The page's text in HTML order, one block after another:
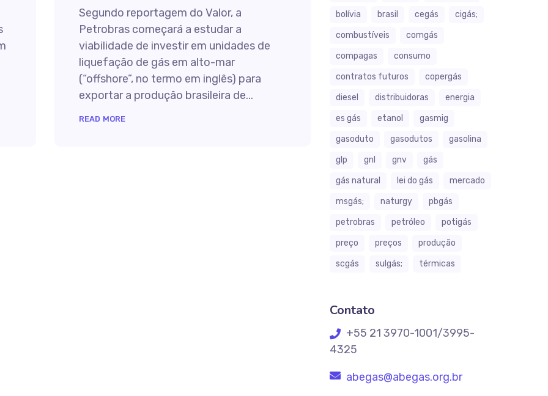
Segundo reportagem do Valor, a
Petrobras começará a estudar a
viabilidade de investir em unidades de
liquefação de gás em alto-mar
(“offshore”, no termo em inglês) para
exportar a produção brasileira de...
READ MORE
bolívia
brasil cegás
cigás;
combustíveis
comgás
compagas
consumo
contratos futuros
copergás
diesel
distribuidoras
energia
es gás
etanol
gasmig
gasoduto
gasodutos
gasolina
glp
gnl gnv
gás
gás natural
lei do gás
mercado
msgás;
naturgy
pbgás
petrobras
petróleo
potigás
preço
preços
produção
scgás
sulgás; térmicas
Contato
+55 21 3970-1001/3995-
4325
abegas@abegas.org.br